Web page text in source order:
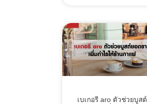
เบเกอรี aro ตัวช่วยบูสต์